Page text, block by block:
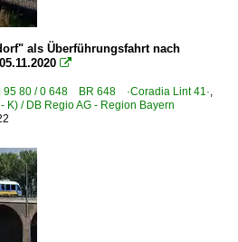
als Überführungsfahrt nach

95 80 / 0 648 BR 648 ·Coradia Lint 41·,
K) / DB Regio AG - Region Bayern